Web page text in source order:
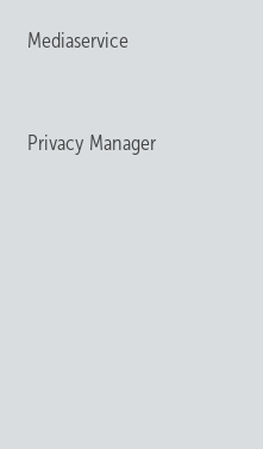
Mediaservice
Privacy Manager